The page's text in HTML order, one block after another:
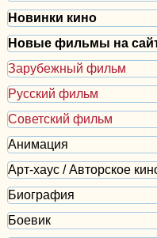
Новинки кино
Новые фильмы на
Зарубежный фильм
Русский фильм
Советский фильм
Анимация
Арт-хаус / Авторское
Биография
Боевик